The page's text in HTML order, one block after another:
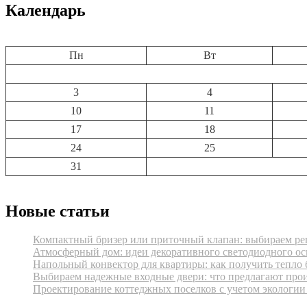
Календарь
Пн
Вт
3
4
10
11
17
18
24
25
31
Новые статьи
Компактный бризер или приточный клапан: выбираем
Атмосферный дом: идеи декоративного светодиодного
Напольный конвектор для квартиры: как получить тепло
Выбираем надежные входные двери: что предлагают
Проектирование коттеджных поселков с учетом